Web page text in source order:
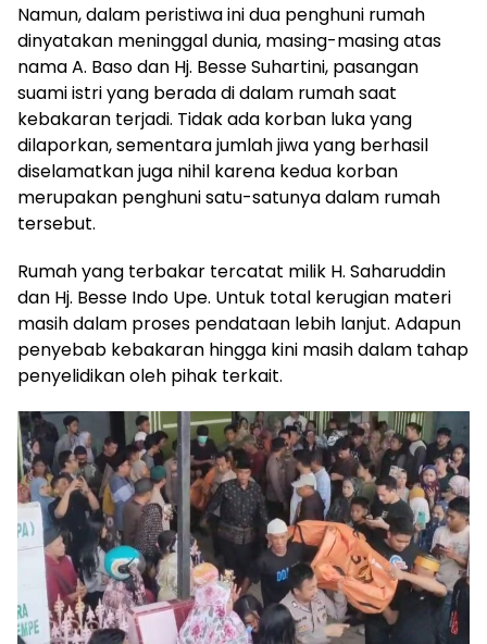
Namun, dalam peristiwa ini dua penghuni rumah
dinyatakan meninggal dunia, masing-masing atas
nama A. Baso dan Hj. Besse Suhartini, pasangan
suami istri yang berada di dalam rumah saat
kebakaran terjadi. Tidak ada korban luka yang
dilaporkan, sementara jumlah jiwa yang berhasil
diselamatkan juga nihil karena kedua korban
merupakan penghuni satu-satunya dalam rumah
tersebut.
Rumah yang terbakar tercatat milik H. Saharuddin
dan Hj. Besse Indo Upe. Untuk total kerugian materi
masih dalam proses pendataan lebih lanjut. Adapun
penyebab kebakaran hingga kini masih dalam tahap
penyelidikan oleh pihak terkait.